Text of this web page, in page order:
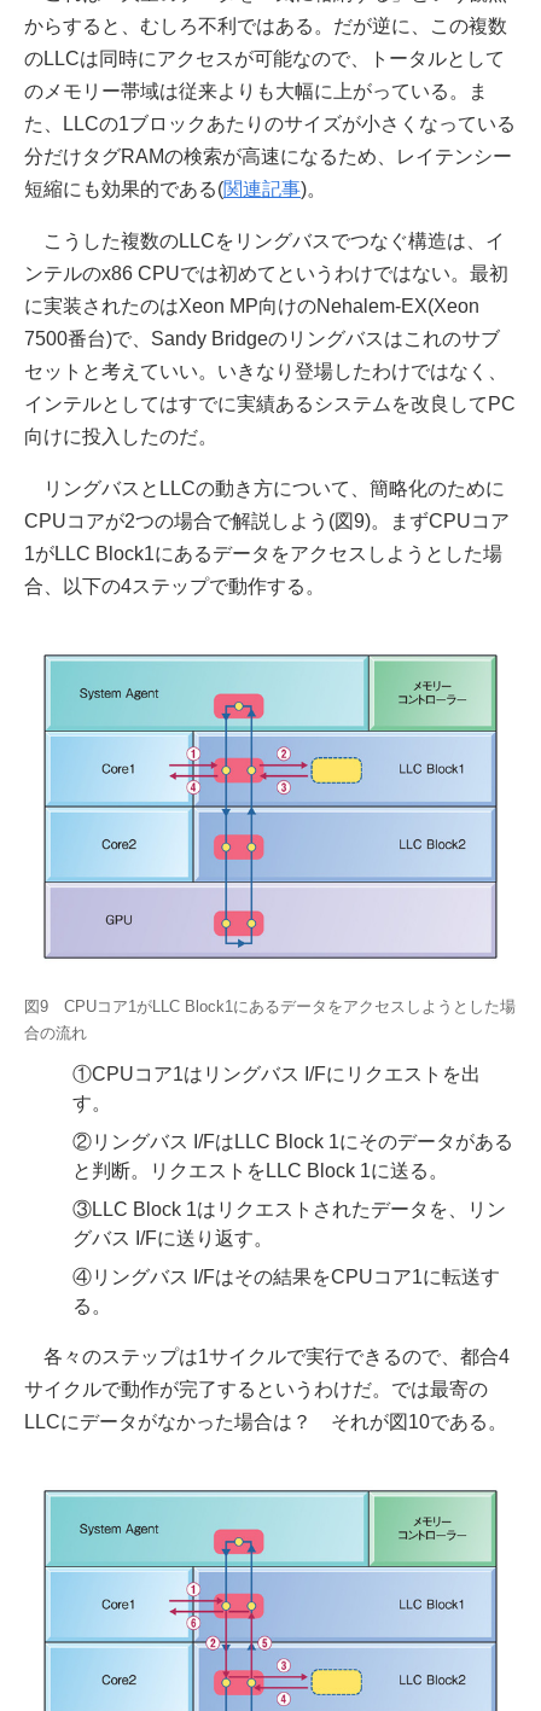
からすると、むしろ不利ではある。だが逆に、この複数
のLLCは同時にアクセスが可能なので、トータルとして
のメモリー帯域は従来よりも大幅に上がっている。ま
た、LLCの1ブロックあたりのサイズが小さくなっている
分だけタグRAMの検索が高速になるため、レイテンシー
短縮にも効果的である(関連記事)。
こうした複数のLLCをリングバスでつなぐ構造は、イ
ンテルのx86 CPUでは初めてというわけではない。最初
に実装されたのはXeon MP向けのNehalem-EX(Xeon
7500番台)で、Sandy Bridgeのリングバスはこれのサブ
セットと考えていい。いきなり登場したわけではなく、
インテルとしてはすでに実績あるシステムを改良してPC
向けに投入したのだ。
リングバスとLLCの動き方について、簡略化のために
CPUコアが2つの場合で解説しよう(図9)。まずCPUコア
1がLLC Block1にあるデータをアクセスしようとした場
合、以下の4ステップで動作する。
図9 CPUコア1がLLC Block1にあるデータをアクセスしようとした場
合の流れ
①CPUコア1はリングバス I/Fにリクエストを出
す。
②リングバス I/FはLLC Block 1にそのデータがある
と判断。リクエストをLLC Block 1に送る。
③LLC Block 1はリクエストされたデータを、リン
グバス I/Fに送り返す。
④リングバス I/Fはその結果をCPUコア1に転送す
る。
各々のステップは1サイクルで実行できるので、都合4
サイクルで動作が完了するというわけだ。では最寄の
LLCにデータがなかった場合は？ それが図10である。